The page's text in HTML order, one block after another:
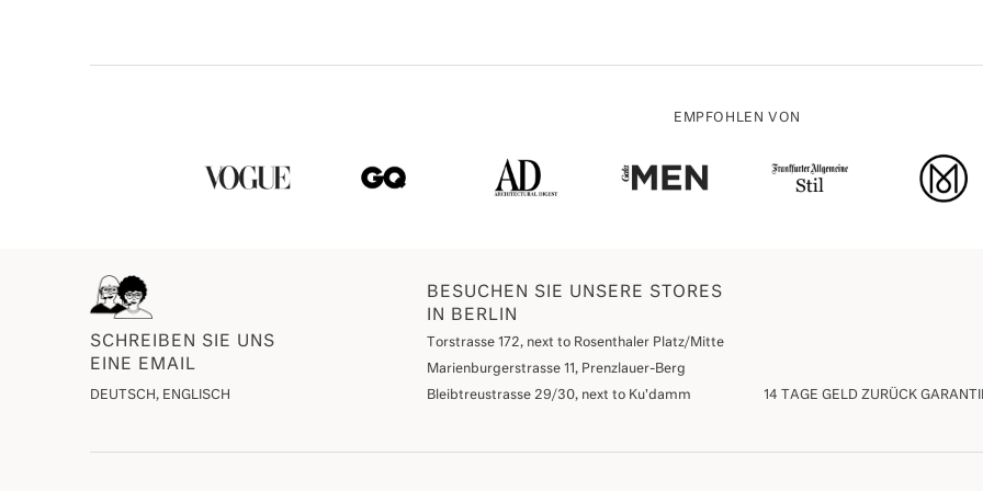
EMPFOHLEN VON
SCHREIBEN SIE UNS
EINE EMAIL
DEUTSCH, ENGLISCH
BESUCHEN SIE UNSERE STORES
IN BERLIN
Torstrasse 172, next to Rosenthaler Platz/Mitte
Marienburgerstrasse 11, Prenzlauer-Berg
Bleibtreustrasse 29/30, next to Ku'damm
14 TAGE GELD ZURÜCK